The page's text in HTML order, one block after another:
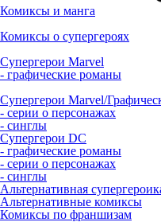
Комиксы и манга
Комиксы о супергероях
Супергерои Marvel
- графические романы
Супергерои Marvel/
- серии о персонажах
- синглы
Супергерои DC
- графические романы
- серии о персонажах
- синглы
Альтернативная
Альтернативные комиксы
Комиксы по франшизам